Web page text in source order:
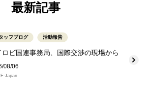
最新記事
ッフブログ 活動報告
ロビ国連事務局、国際交渉の現場から
08/06
Japan